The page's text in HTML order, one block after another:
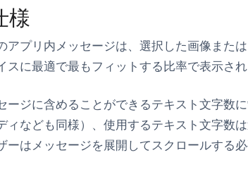
様
アプリ内メッセージは、選択した画像また
スに最適で最もフィットする比率で表示さ
ージに含めることができるテキスト文字数
ィなども同様）、使用するテキスト文字数
ーはメッセージを展開してスクロールする必